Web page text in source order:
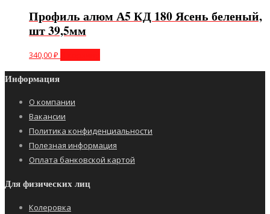
Профиль алюм А5 КД 180 Ясень беленый,
шт 39,5мм
340,00₽
Информация
О компании
Вакансии
Политика конфиденциальности
Полезная информация
Оплата банковской картой
Для физических лиц
Колеровка